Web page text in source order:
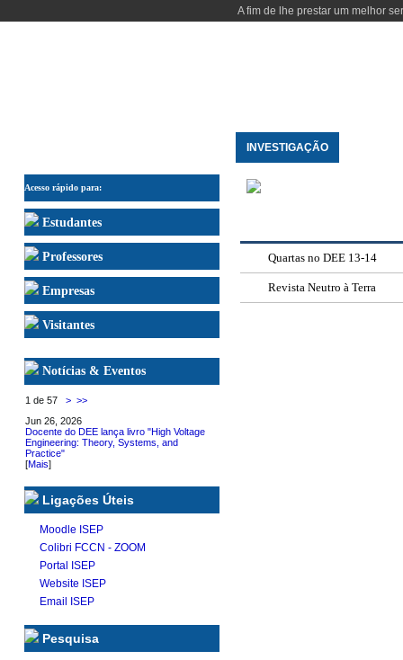
A fim de lhe prestar um melhor
INVESTIGAÇÃO
Acesso rápido para:
Estudantes
Professores
Empresas
Visitantes
Notícias & Eventos
1 de 57 > >>
Jun 26, 2026
Docente do DEE lança livro "High Voltage
Engineering: Theory, Systems, and
Practice"
[Mais]
Ligações Úteis
Moodle ISEP
Colibri FCCN - ZOOM
Portal ISEP
Website ISEP
Email ISEP
Pesquisa
Quartas no DEE 13-14
Revista Neutro à Terra